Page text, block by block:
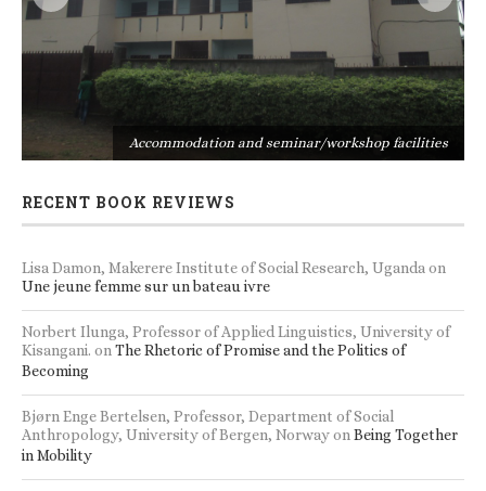
Accommodation and seminar/workshop facilities
RECENT BOOK REVIEWS
Lisa Damon, Makerere Institute of Social Research, Ugandaon
Une jeune femme sur un bateau ivre
Norbert Ilunga, Professor of Applied Linguistics, University of
Kisangani. onThe Rhetoric of Promise and the Politics of
Becoming
Bjørn Enge Bertelsen, Professor, Department of Social
Anthropology, University of Bergen, NorwayonBeing Together
in Mobility